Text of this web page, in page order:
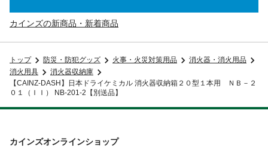
カインズの新商品・新着商品
トップ 防災・防犯グッズ 火事・火災対策用品
消火器・消火用品
消火用具
消火器収納庫
【CAINZ-DASH】日本ドライケミカル 消火器収納箱２０型１本用 ＮＢ－２
０１（ＩＩ） NB-201-2【別送品】
カインズオンラインショップ